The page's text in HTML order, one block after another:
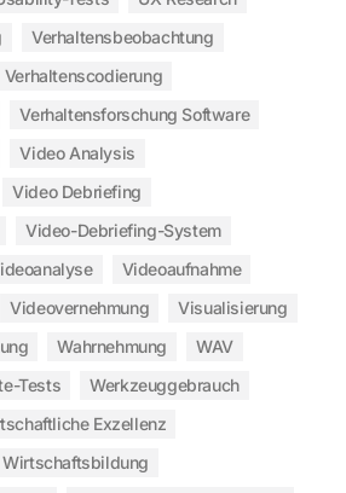
Verhaltensbeobachtung
Verhaltenscodierung
Verhaltensforschung Software
Video Analysis
Video Debriefing
Video-Debriefing-System
Videoaufnahme
Videovernehmung
Visualisierung
Wahrnehmung
WAV
Tests
Werkzeuggebrauch
Exzellenz
Wirtschaftsbildung